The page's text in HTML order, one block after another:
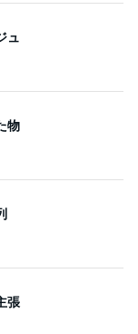
ュ
物
張